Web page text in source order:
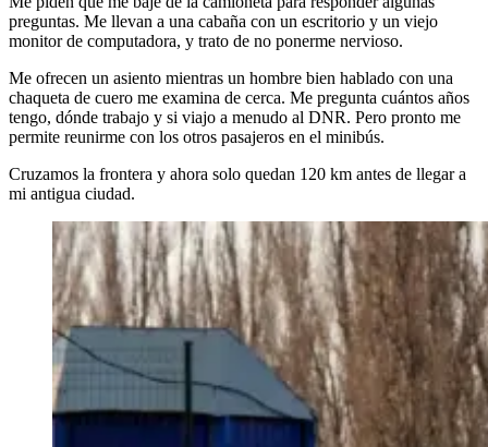
preguntas. Me llevan a una cabaña con un escritorio y un viejo
monitor de computadora, y trato de no ponerme nervioso.
Me ofrecen un asiento mientras un hombre bien hablado con una
chaqueta de cuero me examina de cerca. Me pregunta cuántos años
tengo, dónde trabajo y si viajo a menudo al DNR. Pero pronto me
permite reunirme con los otros pasajeros en el minibús.
Cruzamos la frontera y ahora solo quedan 120 km antes de llegar a
mi antigua ciudad.